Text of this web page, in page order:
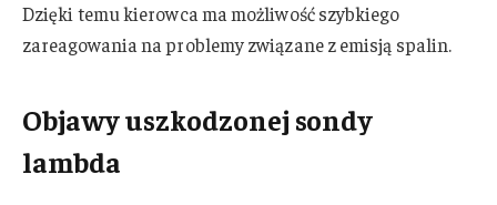
Dzięki temu kierowca ma możliwość szybkiego
zareagowania na problemy związane z emisją spalin.
Objawy uszkodzonej sondy
lambda